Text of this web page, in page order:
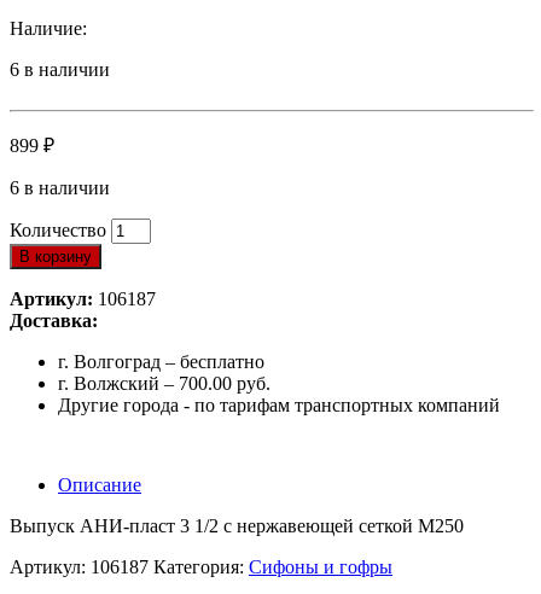
Наличие:
6 в наличии
899 ₽
6 в наличии
Количество
В корзину
Артикул: 106187
Доставка:
г. Волгоград – бесплатно
г. Волжский – 700.00 руб.
Другие города - по тарифам транспортных компаний
Описание
Выпуск АНИ-пласт 3 1/2 с нержавеющей сеткой М250
Артикул: 106187 Категория: Сифоны и гофры